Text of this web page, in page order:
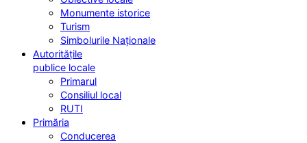
Monumente istorice
Turism
Simbolurile Naționale
Autoritățile
publice locale
Primarul
Consiliul local
RUTI
Primăria
Conducerea